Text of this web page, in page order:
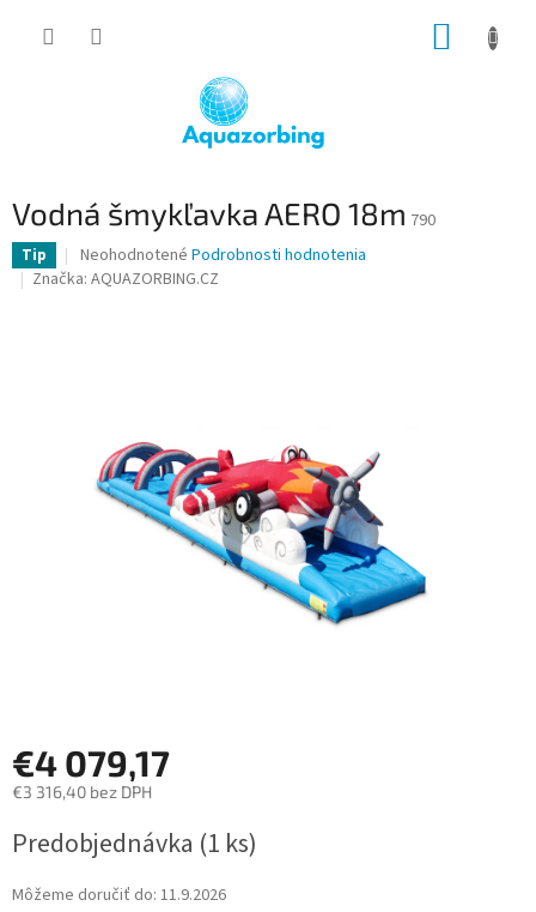
Vodná šmykľavka AERO 18m 790
Tip
Priemerné
hodnotenie
Neohodnotené Podrobnosti hodnotenia
Značka: AQUAZORBING.CZ
€4 079,17
€3 316,40 bez DPH
cena:
Predobjednávka (1 ks)
Môžeme doručiť do: 11.9.2026